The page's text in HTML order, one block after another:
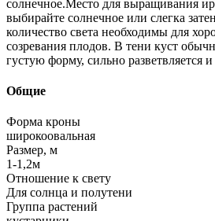
солнечное.Место для выращивания
выбирайте солнечное или слегка
количество света необходимы для
созревания плодов. В тени куст
густую форму, сильно разветвляется
Общие
Форма кроны
широкоовальная
Размер, м
1-1,2м
Отношение к свету
Для солнца и полутени
Группа растений